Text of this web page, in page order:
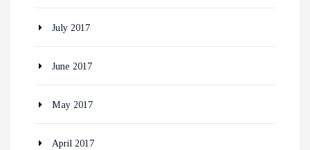
July 2017
June 2017
May 2017
April 2017